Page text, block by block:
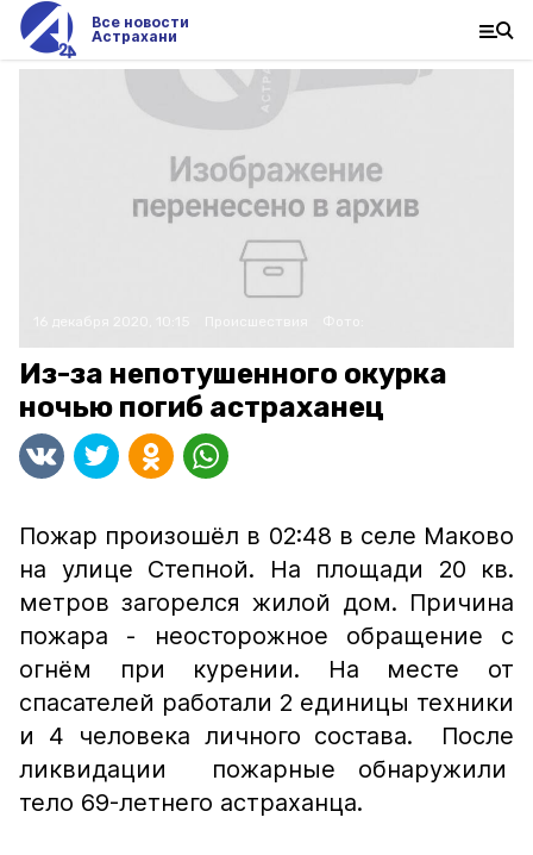
Все новости
Астрахани
Из-за непотушенного окурка
ночью погиб астраханец
Пожар произошёл в 02:48 в селе Маково
на улице Степной. На площади 20 кв.
метров загорелся жилой дом. Причина
пожара - неосторожное обращение с
огнём при курении. На месте от
спасателей работали 2 единицы техники
и 4 человека личного состава. После
ликвидации пожарные обнаружили
тело 69-летнего астраханца.